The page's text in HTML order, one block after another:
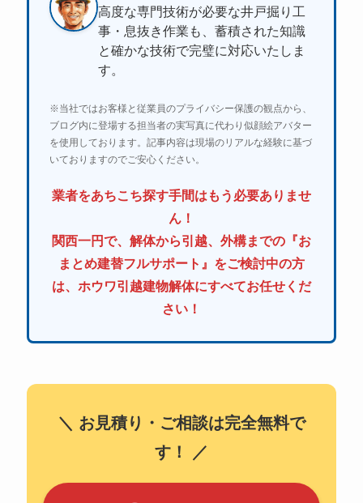
高度な専門技術が必要な井戸掘り工
事・息抜き作業も、蓄積された知識
と確かな技術で完璧に対応いたしま
す。
※当社ではお客様と従業員のプライバシー保護の観点から、
ブログ内に登場する担当者の実写真に代わり似顔絵アバター
を使用しております。記事内容は現場のリアルな経験に基づ
いておりますのでご安心ください。
業者をあちこち探す手間はもう必要ありませ
ん！
関西一円で、解体から引越、外構までの『お
まとめ建替フルサポート』をご検討中の方
は、ホウワ引越建物解体にすべてお任せくだ
さい！
＼ お見積り・ご相談は完全無料で
す！ ／